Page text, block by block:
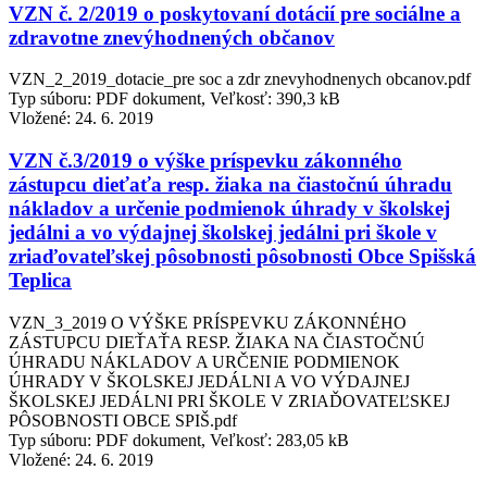
VZN č. 2/2019 o poskytovaní dotácií pre sociálne a
zdravotne znevýhodnených občanov
VZN_2_2019_dotacie_pre soc a zdr znevyhodnenych obcanov.pdf
Typ súboru: PDF dokument, Veľkosť: 390,3 kB
Vložené: 24. 6. 2019
VZN č.3/2019 o výške príspevku zákonného
zástupcu dieťaťa resp. žiaka na čiastočnú úhradu
nákladov a určenie podmienok úhrady v školskej
jedálni a vo výdajnej školskej jedálni pri škole v
zriaďovateľskej pôsobnosti pôsobnosti Obce Spišská
Teplica
VZN_3_2019 O VÝŠKE PRÍSPEVKU ZÁKONNÉHO
ZÁSTUPCU DIEŤAŤA RESP. ŽIAKA NA ČIASTOČNÚ
ÚHRADU NÁKLADOV A URČENIE PODMIENOK
ÚHRADY V ŠKOLSKEJ JEDÁLNI A VO VÝDAJNEJ
ŠKOLSKEJ JEDÁLNI PRI ŠKOLE V ZRIAĎOVATEĽSKEJ
PÔSOBNOSTI OBCE SPIŠ.pdf
Typ súboru: PDF dokument, Veľkosť: 283,05 kB
Vložené: 24. 6. 2019